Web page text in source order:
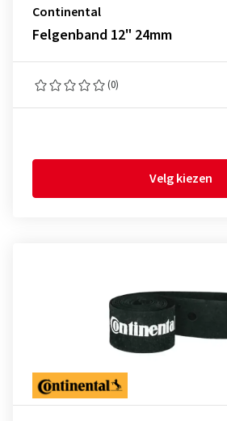
Continental
Felgenband 12" 24mm
(0)
Velg kiezen